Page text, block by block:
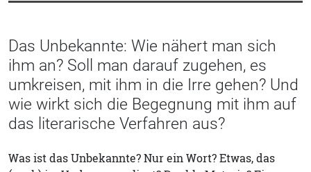
Das Unbekannte: Wie nähert man sich
ihm an? Soll man darauf zugehen, es
umkreisen, mit ihm in die Irre gehen? Und
wie wirkt sich die Begegnung mit ihm auf
das literarische Verfahren aus?
Was ist das Unbekannte? Nur ein Wort? Etwas, das